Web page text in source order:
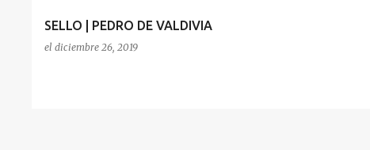
SELLO | PEDRO DE VALDIVIA
el diciembre 26, 2019